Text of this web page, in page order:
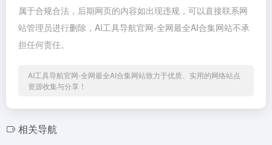
属于合规合法，后期网页的内容如出现违规，可以直接联系网
站管理员进行删除，AI工具导航官网-全网最全AI合集网站不承
担任何责任。
AI工具导航官网-全网最全AI合集网站致力于优质、实用的网络站点
资源收集与分享！
相关导航